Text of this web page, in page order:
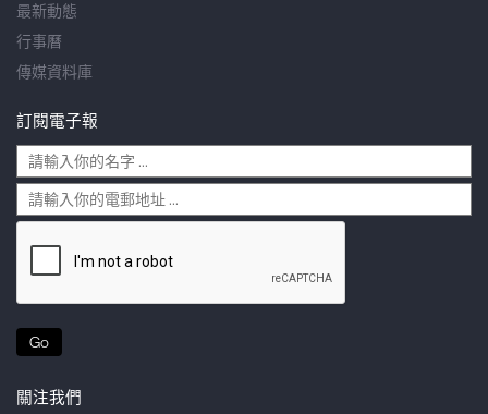
最新動態
行事曆
傳媒資料庫
訂閱電子報
Go
關注我們